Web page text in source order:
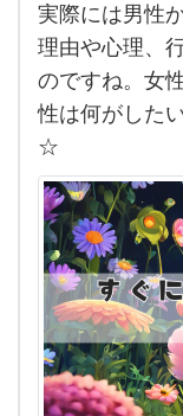
ぐ別
れ
る
と言
う彼
女の
心理
と
は
ど
の様
実際には男性
理由や心理、
のですね。女
性は何がした
☆